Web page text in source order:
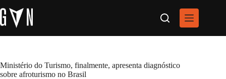
para
o
conteúdo
Ministério do Turismo, finalmente, apresenta diagnóstico
sobre afroturismo no Brasil